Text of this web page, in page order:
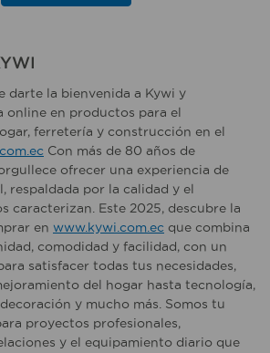
darte la bienvenida a Kywi y
online en productos para el
ferretería y construcción en el
Con más de 80 años de
ofrecer una experiencia de
respaldada por la calidad y el
caracterizan. Este 2025, descubre la
en www.kywi.com.ec que combina
comodidad y facilidad, con un
satisfacer todas tus necesidades,
del hogar hasta tecnología,
y mucho más. Somos tu
proyectos profesionales,
y el equipamiento diario que